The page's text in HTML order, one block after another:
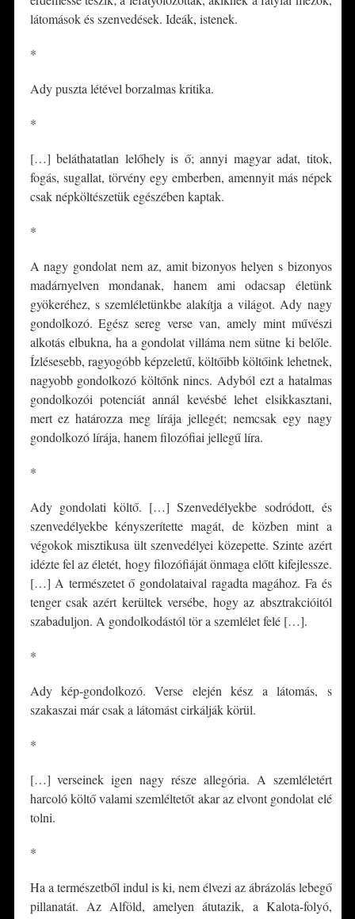
látomások és szenvedések. Ideák, istenek.
*
Ady puszta létével borzalmas kritika.
*
[…] beláthatatlan lelőhely is ő; annyi magyar adat, titok,
fogás, sugallat, törvény egy emberben, amennyit más népek
csak népköltészetük egészében kaptak.
*
A nagy gondolat nem az, amit bizonyos helyen s bizonyos
madárnyelven mondanak, hanem ami odacsap életünk
gyökeréhez, s szemléletünkbe alakítja a világot. Ady nagy
gondolkozó. Egész sereg verse van, amely mint művészi
alkotás elbukna, ha a gondolat villáma nem sütne ki belőle.
Ízlésesebb, ragyogóbb képzeletű, költőibb költőink lehetnek,
nagyobb gondolkozó költőnk nincs. Adyból ezt a hatalmas
gondolkozói potenciát annál kevésbé lehet elsikkasztani,
mert ez határozza meg lírája jellegét; nemcsak egy nagy
gondolkozó lírája, hanem filozófiai jellegű líra.
*
Ady gondolati költő. […] Szenvedélyekbe sodródott, és
szenvedélyekbe kényszerítette magát, de közben mint a
végokok misztikusa ült szenvedélyei közepette. Szinte azért
idézte fel az életét, hogy filozófiáját önmaga előtt kifejlessze.
[…] A természetet ő gondolataival ragadta magához. Fa és
tenger csak azért kerültek versébe, hogy az absztrakcióitól
szabaduljon. A gondolkodástól tör a szemlélet felé […].
*
Ady kép-gondolkozó. Verse elején kész a látomás, s
szakaszai már csak a látomást cirkálják körül.
*
[…] verseinek igen nagy része allegória. A szemléletért
harcoló költő valami szemléltetőt akar az elvont gondolat elé
tolni.
*
Ha a természetből indul is ki, nem élvezi az ábrázolás lebegő
pillanatát. Az Alföld, amelyen átutazik, a Kalota-folyó,